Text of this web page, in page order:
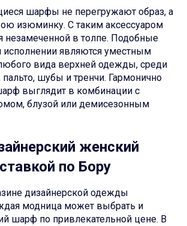
шарфы не перегружают образ, а
изюминку. С таким аксессуаром
незамеченной в толпе. Подобные
являются уместным
вида верхней одежды, среди
пальто, шубы и тренчи. Гармонично
выглядит в комбинации с
блузой или демисезонным
женский
по Бору
дизайнерской одежды
модница может выбрать и
шарф по привлекательной цене. В